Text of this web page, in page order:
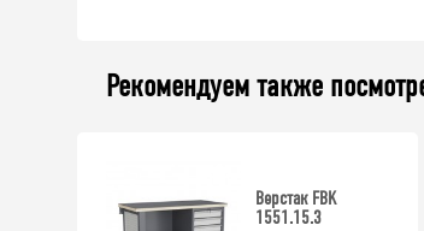
Рекомендуем также
Верстак FBK
1551.15.3